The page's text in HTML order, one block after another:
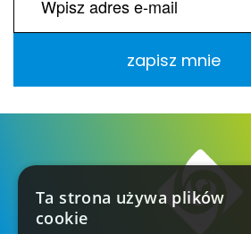
zapisz mnie
Ta strona używa plików
cookie